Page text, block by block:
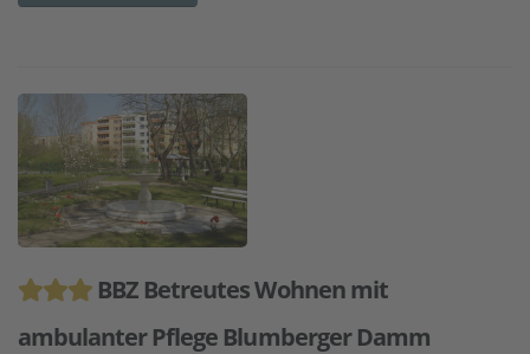
BBZ Betreutes Wohnen mit
ambulanter Pflege Blumberger Damm